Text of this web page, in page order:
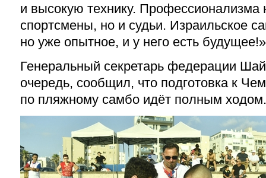
и высокую технику. Профессионализма
спортсмены, но и судьи. Израильское
но уже опытное, и у него есть
Генеральный секретарь федерации
очередь, сообщил, что подготовка к
по пляжному самбо идёт полным ходом.